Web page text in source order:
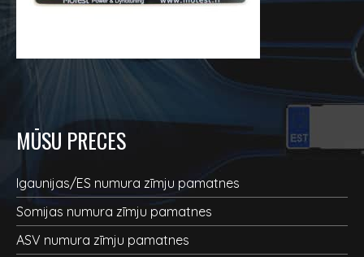
MŪSU PRECES
Igaunijas/ES numura zīmju pamatnes
Somijas numura zīmju pamatnes
ASV numura zīmju pamatnes